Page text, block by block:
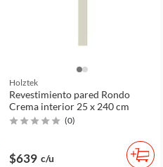
Holztek
Revestimiento pared Rondo
Crema interior 25 x 240 cm
(0)
$639 c/u